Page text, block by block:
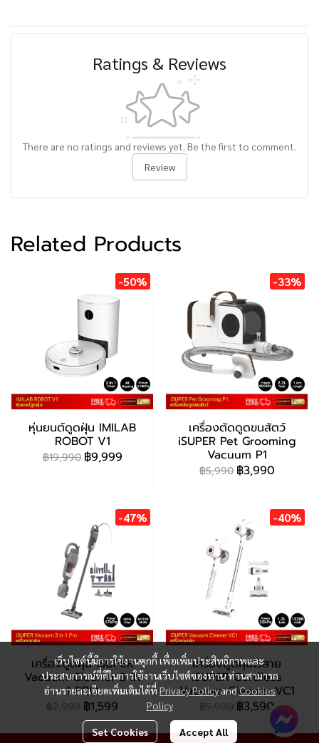
Ratings & Reviews
There are no ratings and reviews yet. Be the first to comment.
Review
Related Products
-50%
หุ่นยนต์ดูดฝุ่น IMILAB
ROBOT V1
฿19,990 ฿9,999
-33%
เครื่องตัดดูดขนสัตว์
iSUPER Pet Grooming
Vacuum P1
฿5,990 ฿3,990
-47%
เครื่องดูดฝุ่น iSUPER
Vacuum Cleaner 3 IN
1 PRO
฿2,999 ฿1,599
-40%
เครื่องดูดฝุ่นไร้สาย
iSUPER Cordless
Vacuum Cleaner VC1
฿5,990 ฿3,590
เว็บไซต์นี้มีการใช้งานคุกกี้ เพื่อเพิ่มประสิทธิภาพและ
ประสบการณ์ที่ดีในการใช้งานเว็บไซต์ของท่าน ท่านสามารถ
อ่านรายละเอียดเพิ่มเติมได้ที่ Privacy PolicyandCookies
Policy
Set Cookies Accept All